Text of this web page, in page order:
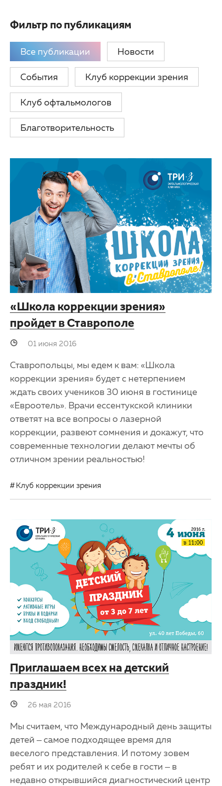
Клуб офтальмологов
Оптика
Фильтр по публикациям
Все публикации Новости
События Клуб коррекции зрения
Клуб офтальмологов
Благотворительность
«Школа коррекции зрения»
пройдет в Ставрополе
01 июня 2016
Ставропольцы, мы едем к вам: «Школа
коррекции зрения» будет с нетерпением
ждать своих учеников 30 июня в гостинице
«Евроотель». Врачи ессентукской клиники
ответят на все вопросы о лазерной
коррекции, развеют сомнения и докажут, что
современные технологии делают мечты об
отличном зрении реальностью!
Клуб коррекции зрения
Приглашаем всех на детский
праздник!
26 мая 2016
Мы считаем, что Международный день защиты
детей – самое подходящее время для
веселого представления. И потому зовем
ребят и их родителей к себе в гости – в
недавно открывшийся диагностический центр